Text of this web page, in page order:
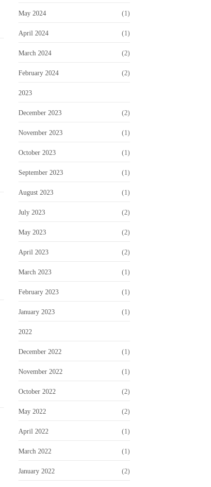
May 2024 (1)
April 2024 (1)
March 2024 (2)
February 2024 (2)
2023
December 2023 (2)
November 2023 (1)
October 2023 (1)
September 2023 (1)
August 2023 (1)
July 2023 (2)
May 2023 (2)
April 2023 (2)
March 2023 (1)
February 2023 (1)
January 2023 (1)
2022
December 2022 (1)
November 2022 (1)
October 2022 (2)
May 2022 (2)
April 2022 (1)
March 2022 (1)
January 2022 (2)